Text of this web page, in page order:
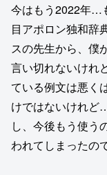
今はもう2022年…
目アポロン独和辞
スの先生から、僕
言い切れないけれ
ている例文は悪く
けではないけれど
し、今後もう使う
われてしまったの